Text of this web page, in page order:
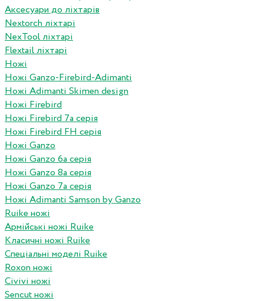
Аксесуари до ліхтарів
Nextorch ліхтарі
NexTool ліхтарі
Flextail ліхтарі
Ножі
Ножі Ganzo-Firebird-Adimanti
Ножі Adimanti Skimen design
Ножі Firebird
Ножі Firebird 7а серія
Ножі Firebird FH серія
Ножі Ganzo
Ножі Ganzo 6а серія
Ножі Ganzo 8а серія
Ножі Ganzo 7а серія
Ножі Adimanti Samson by Ganzo
Ruike ножі
Армійські ножі Ruike
Класичні ножі Ruike
Спеціальні моделі Ruike
Roxon ножi
Civivi ножі
Sencut ножі